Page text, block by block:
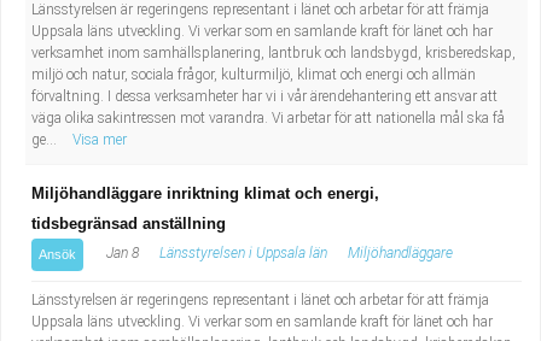
Länsstyrelsen är regeringens representant i länet och arbetar för att främja
Uppsala läns utveckling. Vi verkar som en samlande kraft för länet och har
verksamhet inom samhällsplanering, lantbruk och landsbygd, krisberedskap,
miljö och natur, sociala frågor, kulturmiljö, klimat och energi och allmän
förvaltning. I dessa verksamheter har vi i vår ärendehantering ett ansvar att
väga olika sakintressen mot varandra. Vi arbetar för att nationella mål ska få
ge...
Visa mer
Miljöhandläggare inriktning klimat och energi,
tidsbegränsad anställning
Ansök Jan 8 Länsstyrelsen i Uppsala län Miljöhandläggare
Länsstyrelsen är regeringens representant i länet och arbetar för att främja
Uppsala läns utveckling. Vi verkar som en samlande kraft för länet och har